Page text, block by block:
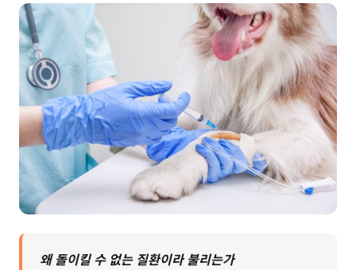
왜 돌이킬 수 없는 질환이라 불리는가